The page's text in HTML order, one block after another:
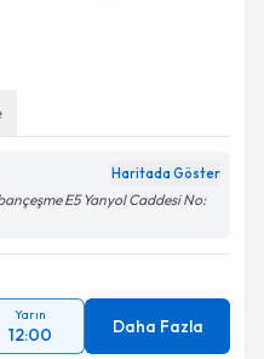
Haritada Göster
E5 Yanyol Caddesi No:
Yarın
12:00 Daha Fazla